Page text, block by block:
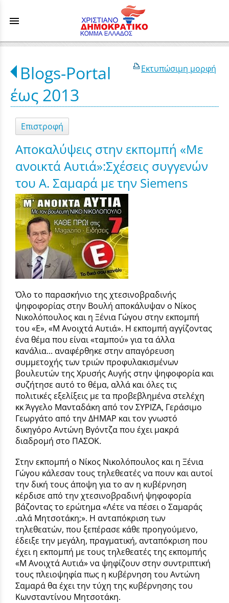
menu
Εκτυπώσιμη μορφή
Blogs-Portal
έως 2013
Επιστροφή
Αποκαλύψεις στην εκπομπή «Με
ανοικτά Αυτιά»:Σχέσεις συγγενών
του Α. Σαμαρά με την Siemens
Όλο το παρασκήνιο της χτεσινοβραδινής
ψηφοφορίας στην Βουλή αποκάλυψαν ο Νίκος
Νικολόπουλος και η Ξένια Γώγου στην εκπομπή
του «Ε», «Μ Ανοιχτά Αυτιά». Η εκπομπή αγγίζοντας
ένα θέμα που είναι «ταμπού» για τα άλλα
κανάλια... αναφέρθηκε στην απαγόρευση
συμμετοχής των τριών προφυλακισμένων
βουλευτών της Χρυσής Αυγής στην ψηφοφορία και
συζήτησε αυτό το θέμα, αλλά και όλες τις
πολιτικές εξελίξεις με τα προβεβλημένα στελέχη
κκ Άγγελο Μανταδάκη από τον ΣΥΡΙΖΑ, Γεράσιμο
Γεωργάτο από την ΔΗΜΑΡ και τον γνωστό
δικηγόρο Αντώνη Βγόντζα που έχει μακρά
διαδρομή στο ΠΑΣΟΚ.
Στην εκπομπή ο Νίκος Νικολόπουλος και η Ξένια
Γώγου κάλεσαν τους τηλεθεατές να πουν και αυτοί
την δική τους άποψη για το αν η κυβέρνηση
κέρδισε από την χτεσινοβραδινή ψηφοφορία
βάζοντας το ερώτημα «Λέτε να πέσει ο Σαμαράς
.αλά Μητσοτάκη;». Η ανταπόκριση των
τηλεθεατών, που ξεπέρασε κάθε προηγούμενο,
έδειξε την μεγάλη, πραγματική, ανταπόκριση που
έχει η εκπομπή με τους τηλεθεατές της εκπομπής
«Μ Ανοιχτά Αυτιά» να ψηφίζουν στην συντριπτική
τους πλειοψηφία πως η κυβέρνηση του Αντώνη
Σαμαρά θα έχει την τύχη της κυβέρνησης του
Κωνσταντίνου Μητσοτάκη.